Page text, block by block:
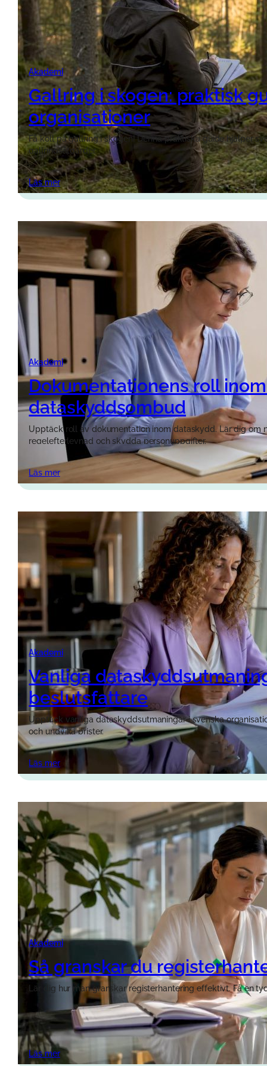
Akademi
Gallring i skogen: praktisk
organisationer
Få koll på gallring i skogen! Denna praktiska guide hjälper
gallringsåtgärder.
Läs mer
Akademi
Dokumentationens roll
dataskyddsombud
Upptäck roll av dokumentation inom dataskydd. Lär dig om
regelefterlevnad och skydda personuppgifter.
Läs mer
Akademi
Vanliga
beslutsfattare
Upptäck vanliga dataskyddsutmaningar i svenska
och undvika brister.
Läs mer
Akademi
Så granskar du
Lär dig hur man granskar registerhantering effektivt. Få en
Läs mer